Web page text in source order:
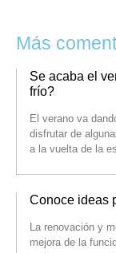
Más
Se acaba el
frío?
El verano va
disfrutar de
a la vuelta de la
Conoce ideas
La renovación y
mejora de la